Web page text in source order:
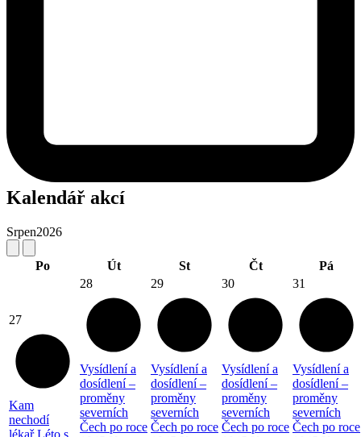
Kalendář akcí
Srpen2026
Po Út St Čt Pá
27
Kam
nechodí
lékař Léto s
28
Vysídlení a
dosídlení –
proměny
severních
Čech po roce
29
Vysídlení a
dosídlení –
proměny
severních
Čech po roce
30
Vysídlení a
dosídlení –
proměny
severních
Čech po roce
31
Vysídlení a
dosídlení –
proměny
severních
Čech po roce